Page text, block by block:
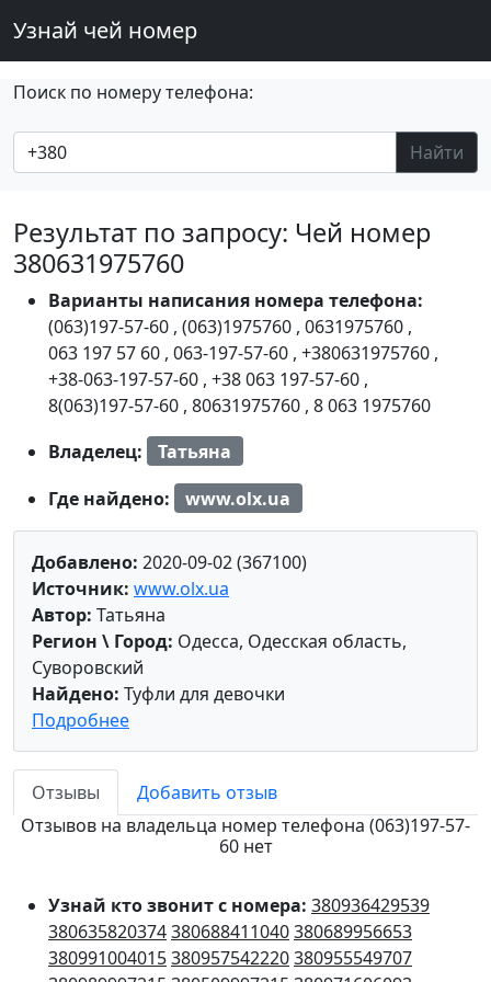
Узнай чей номер
Поиск по номеру телефона:
Найти
Результат по запросу: Чей номер
380631975760
Варианты написания номера телефона:
(063)197-57-60 , (063)1975760 , 0631975760 ,
063 197 57 60 , 063-197-57-60 , +380631975760 ,
+38-063-197-57-60 , +38 063 197-57-60 ,
8(063)197-57-60 , 80631975760 , 8 063 1975760
Владелец:
Татьяна
Где найдено:
www.olx.ua
Добавлено: 2020-09-02 (367100)
Источник: www.olx.ua
Автор: Татьяна
Регион \ Город: Одесса, Одесская область,
Суворовский
Найдено: Туфли для девочки
Подробнее
Отзывы
Добавить отзыв
Отзывов на владельца номер телефона (063)197-57-
60 нет
Узнай кто звонит с номера: 380936429539
380635820374380688411040380689956653
380991004015380957542220380955549707